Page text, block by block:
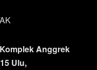
Anggrek
Ulu,